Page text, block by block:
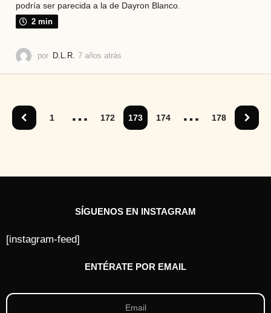
podría ser parecida a la de Dayron Blanco.
2 min
por D.L.R. 7 años atrás
a
t
1 … 172 173 174 … 178
SÍGUENOS EN INSTAGRAM
[instagram-feed]
ENTÉRATE POR EMAIL